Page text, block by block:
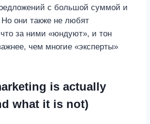
с большой суммой и
они также не любят
что за ними «юндуют», и тон
чем многие «эксперты»
is actually
what it is not)